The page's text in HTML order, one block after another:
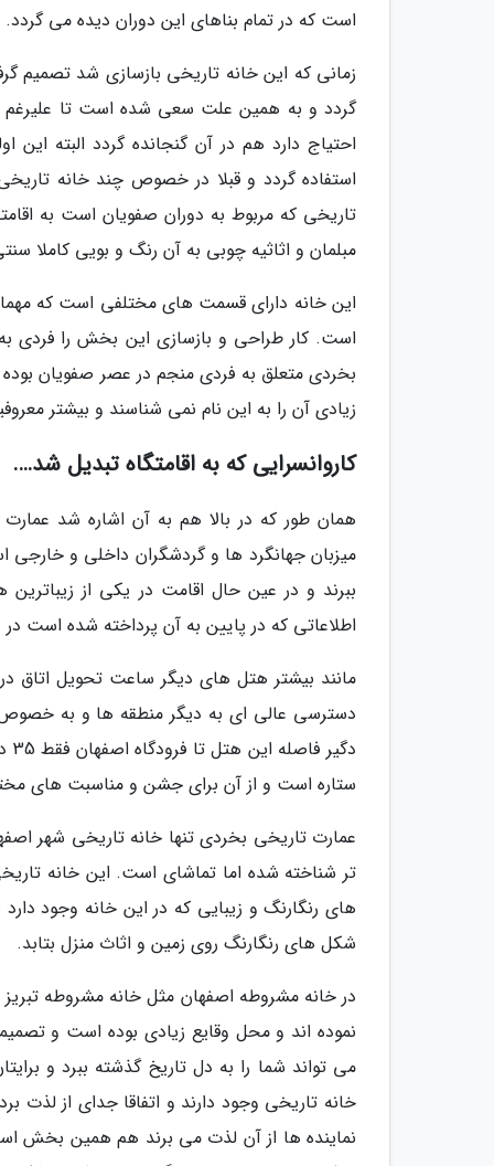
است که در تمام بناهای این دوران دیده می گردد.
زمانی که این خانه تاریخی بازسازی شد تصمیم
گردد و به همین علت سعی شده است تا علیرغم
احتیاج دارد هم در آن گنجانده گردد البته
استفاده گردد و قبلا در خصوص چند خانه
تاریخی که مربوط به دوران صفویان است به
مبلمان و اثاثیه چوبی به آن رنگ و بویی کاملا
این خانه دارای قسمت های مختلفی است که
است. کار طراحی و بازسازی این بخش را فردی
بخردی متعلق به فردی منجم در عصر صفویان
زیادی آن را به این نام نمی شناسند و بیشتر
کاروانسرایی که به اقامتگاه تبدیل شد….
همان طور که در بالا هم به آن اشاره شد
میزبان جهانگرد ها و گردشگران داخلی و
ببرند و در عین حال اقامت در یکی از
اطلاعاتی که در پایین به آن پرداخته شده است
ستاره است و از آن برای جشن و مناسبت های
عمارت تاریخی بخردی تنها خانه تاریخی شهر
های رنگارنگ و زیبایی که در این خانه وجود
شکل های رنگارنگ روی زمین و اثاث منزل بتابد.
در خانه مشروطه اصفهان مثل خانه مشروطه
نموده اند و محل وقایع زیادی بوده است و
می تواند شما را به دل تاریخ گذشته ببرد و
خانه تاریخی وجود دارند و اتفاقا جدای از
نماینده ها از آن لذت می برند هم همین بخش